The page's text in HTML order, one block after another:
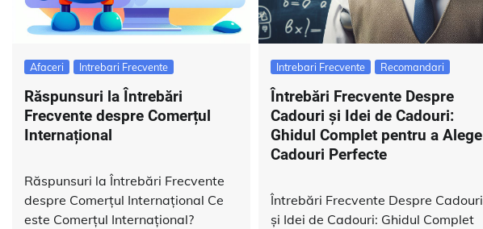
Afaceri Intrebari Frecvente
Răspunsuri la Întrebări
Frecvente despre Comerțul
Internațional
Răspunsuri la Întrebări Frecvente
despre Comerțul Internațional Ce
este Comerțul Internațional?
Intrebari Frecvente Recomandari
Întrebări Frecvente Despre
Cadouri și Idei de Cadouri:
Ghidul Complet pentru a Alege
Cadouri Perfecte
Întrebări Frecvente Despre Cadouri
și Idei de Cadouri: Ghidul Complet